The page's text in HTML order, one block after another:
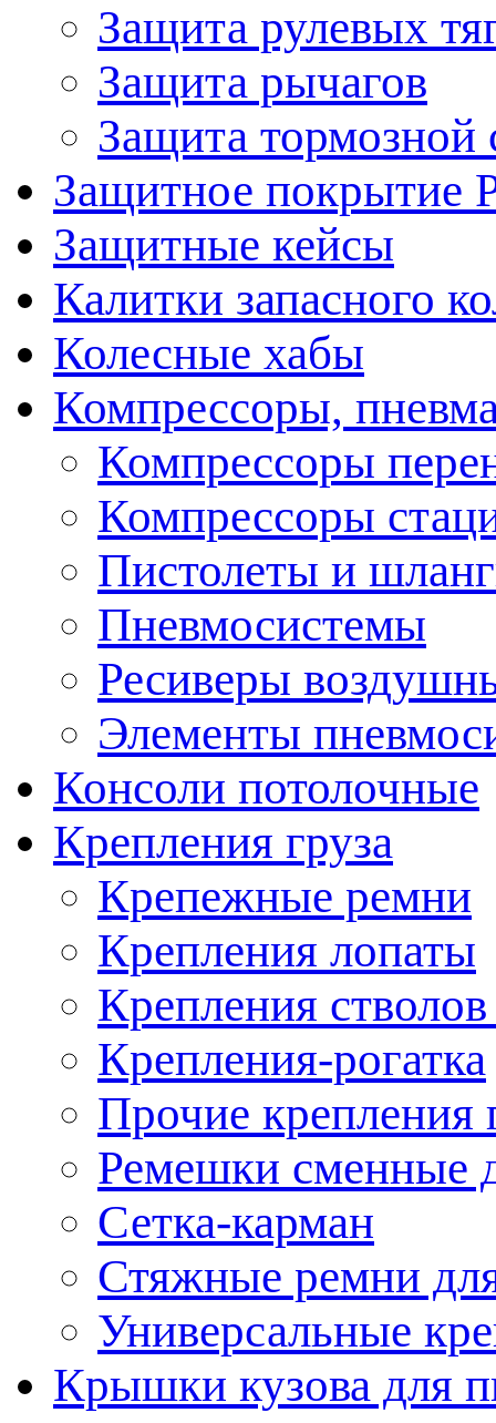
Защита рулевых
Защита рычагов
Защита тормозной
Защитное покрытие
Защитные кейсы
Калитки запасного
Колесные хабы
Компрессоры,
Компрессоры
Компрессоры
Пистолеты и
Пневмосистемы
Ресиверы
Элементы
Консоли потолочные
Крепления груза
Крепежные ремни
Крепления лопаты
Крепления
Крепления-рогатка
Прочие крепления
Ремешки сменные
Сетка-карман
Стяжные ремни
Универсальные
Крышки кузова для